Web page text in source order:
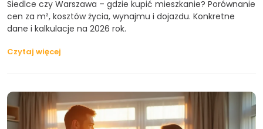
Siedlce czy Warszawa – gdzie kupić mieszkanie? Porównanie
cen za m², kosztów życia, wynajmu i dojazdu. Konkretne
dane i kalkulacje na 2026 rok.
Czytaj więcej